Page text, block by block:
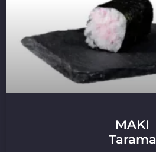
MAKI
Tarama